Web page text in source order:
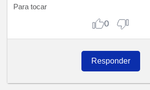
Para tocar
0
Responder